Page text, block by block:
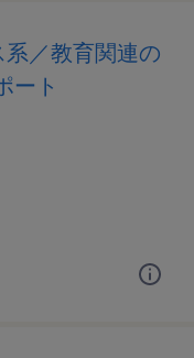
／教育関連の
ート